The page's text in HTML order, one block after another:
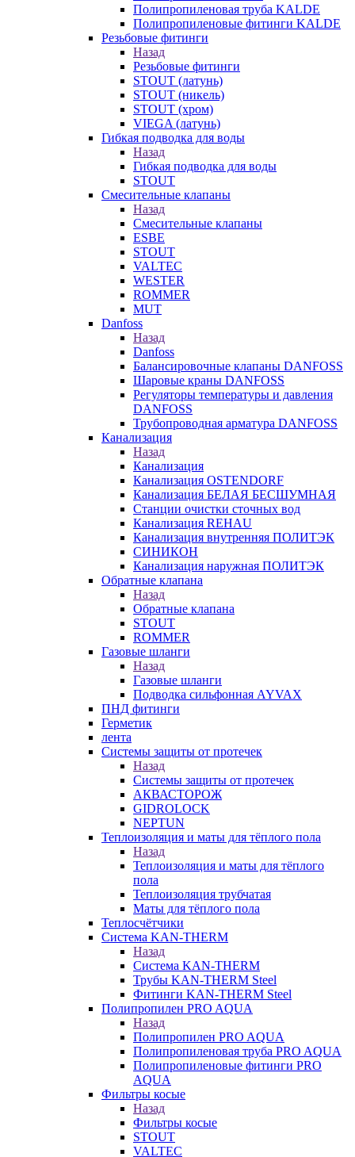
Полипропиленовая труба KALDE
Полипропиленовые фитинги KALDE
Резьбовые фитинги
Назад
Резьбовые фитинги
STOUT (латунь)
STOUT (никель)
STOUT (хром)
VIEGA (латунь)
Гибкая подводка для воды
Назад
Гибкая подводка для воды
STOUT
Смесительные клапаны
Назад
Смесительные клапаны
ESBE
STOUT
VALTEC
WESTER
ROMMER
MUT
Danfoss
Назад
Danfoss
Балансировочные клапаны DANFOSS
Шаровые краны DANFOSS
Регуляторы температуры и давления
DANFOSS
Трубопроводная арматура DANFOSS
Канализация
Назад
Канализация
Канализация OSTENDORF
Канализация БЕЛАЯ БЕСШУМНАЯ
Станции очистки сточных вод
Канализация REHAU
Канализация внутренняя ПОЛИТЭК
СИНИКОН
Канализация наружная ПОЛИТЭК
Обратные клапана
Назад
Обратные клапана
STOUT
ROMMER
Газовые шланги
Назад
Газовые шланги
Подводка сильфонная AYVAX
ПНД фитинги
Герметик
лента
Системы защиты от протечек
Назад
Системы защиты от протечек
АКВАСТОРОЖ
GIDROLOCK
NEPTUN
Теплоизоляция и маты для тёплого пола
Назад
Теплоизоляция и маты для тёплого
пола
Теплоизоляция трубчатая
Маты для тёплого пола
Теплосчётчики
Система KAN-THERM
Назад
Система KAN-THERM
Трубы KAN-THERM Steel
Фитинги KAN-THERM Steel
Полипропилен PRO AQUA
Назад
Полипропилен PRO AQUA
Полипропиленовая труба PRO AQUA
Полипропиленовые фитинги PRO
AQUA
Фильтры косые
Назад
Фильтры косые
STOUT
VALTEC